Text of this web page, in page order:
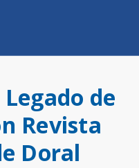
de
Revista
Doral